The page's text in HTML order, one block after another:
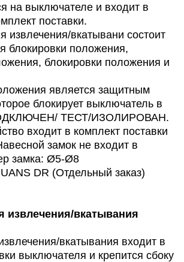
на выключателе и входит в
поставки.
извлечения/вкатывани состоит
блокировки положения,
блокировки положения и
является защитным
блокирует выключатель в
ТЕСТ/ИЗОЛИРОВАН.
входит в комплект поставки
замок не входит в
замка: Ø5-Ø8
DR (Отдельный заказ)
извлечения/вкатывания
вкатывания входит в
выключателя и крепится сбоку